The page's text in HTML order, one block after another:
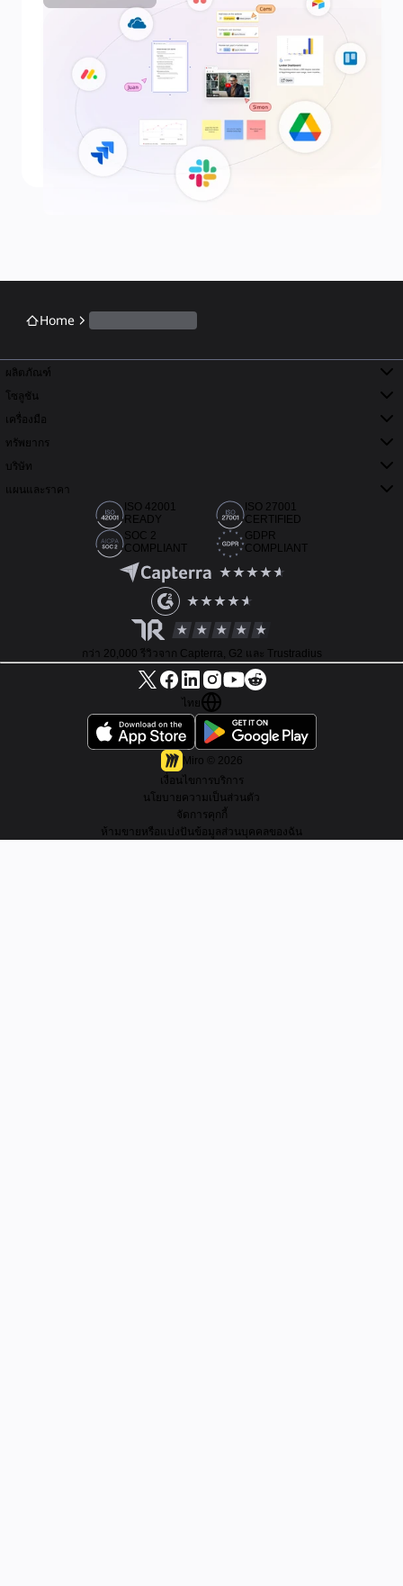
Home
ผลิตภัณฑ์
โซลูชัน
เครื่องมือ
ทรัพยากร
บริษัท
แผนและราคา
ISO 42001
READY
ISO 27001
CERTIFIED
SOC 2
COMPLIANT
GDPR
COMPLIANT
กว่า 20,000 รีวิวจาก Capterra, G2 และ Trustradius
ไทย
Miro ©
2026
เงื่อนไขการบริการ
นโยบายความเป็นส่วนตัว
จัดการคุกกี้
ห้ามขายหรือแบ่งปันข้อมูลส่วนบุคคลของฉัน